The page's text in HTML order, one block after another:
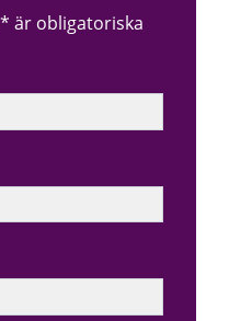
är obligatoriska